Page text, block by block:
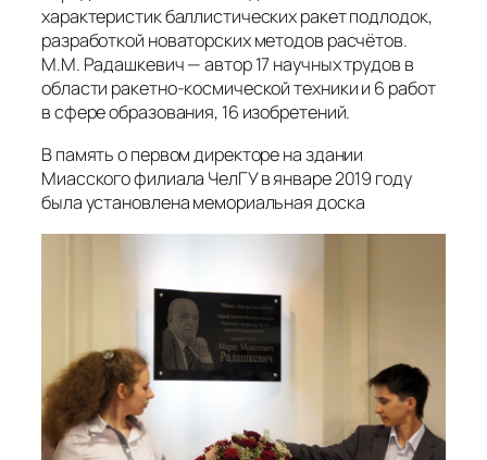
характеристик баллистических ракет подлодок,
разработкой новаторских методов расчётов.
М.М. Радашкевич — автор 17 научных трудов в
области ракетно-космической техники и 6 работ
в сфере образования, 16 изобретений.
В память о первом директоре на здании
Миасского филиала ЧелГУ в январе 2019 году
была установлена мемориальная доска